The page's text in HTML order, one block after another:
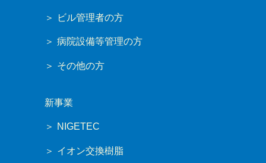
ビル管理者の方
病院設備等管理の方
その他の方
新事業
NIGETEC
イオン交換樹脂